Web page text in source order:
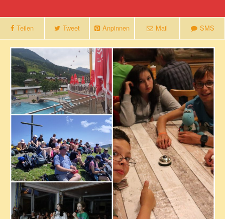
Teilen Tweet Anpinnen Mail SMS